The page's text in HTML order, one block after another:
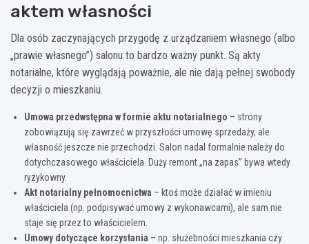
aktem własności
Dla osób zaczynających przygodę z urządzaniem własnego (albo
„prawie własnego”) salonu to bardzo ważny punkt. Są akty
notarialne, które wyglądają poważnie, ale nie dają pełnej swobody
decyzji o mieszkaniu.
Umowa przedwstępna w formie aktu notarialnego – strony
zobowiązują się zawrzeć w przyszłości umowę sprzedaży, ale
własność jeszcze nie przechodzi. Salon nadal formalnie należy do
dotychczasowego właściciela. Duży remont „na zapas” bywa wtedy
ryzykowny.
Akt notarialny pełnomocnictwa – ktoś może działać w imieniu
właściciela (np. podpisywać umowy z wykonawcami), ale sam nie
staje się przez to właścicielem.
Umowy dotyczące korzystania – np. służebności mieszkania czy